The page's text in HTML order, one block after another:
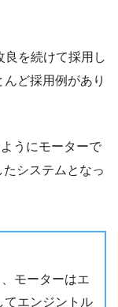
良を続けて採用し
ど採用例があり
うにモーターで
システムとなっ
モーターはエ
てエンジントル